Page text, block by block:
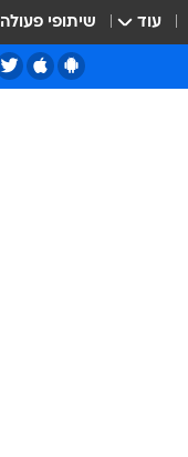
עוד שיתופי פעולה